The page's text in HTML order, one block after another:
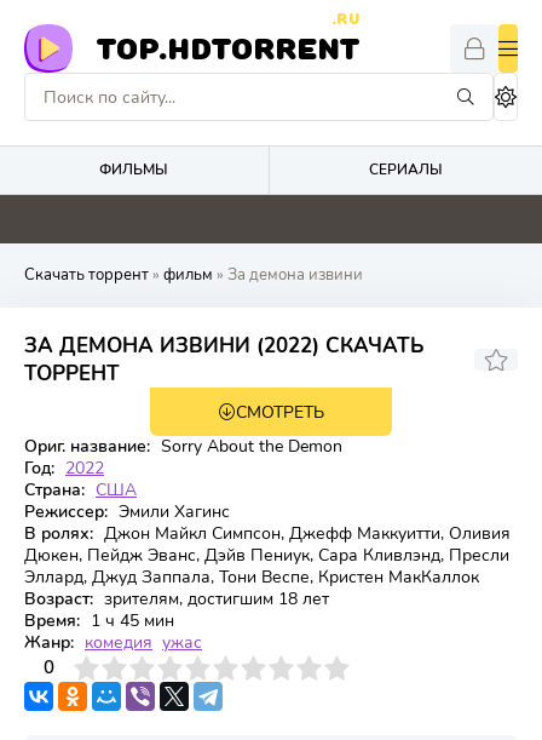
TOP.HDTORRENT
.RU
ФИЛЬМЫ СЕРИАЛЫ
0 0 0 5.9
Скачать торрент» фильм » За демона извини
ЗА ДЕМОНА ИЗВИНИ (2022) СКАЧАТЬ
ТОРРЕНТ
СМОТРЕТЬ
Ориг. название: Sorry About the Demon
Год: 2022
Страна: США
Режиссер: Эмили Хагинс
В ролях: Джон Майкл Симпсон, Джефф Маккуитти, Оливия
Дюкен, Пейдж Эванс, Дэйв Пениук, Сара Кливлэнд, Пресли
Эллард, Джуд Заппала, Тони Веспе, Кристен МакКаллок
Возраст: зрителям, достигшим 18 лет
Время: 1 ч 45 мин
Жанр: комедия ужас
0
4 6 7 8 9 10